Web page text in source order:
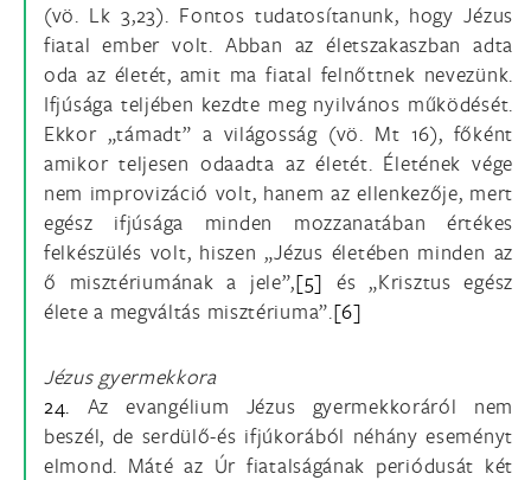
(vö. Lk 3,23). Fontos tudatosítanunk, hogy Jézus
fiatal ember volt. Abban az életszakaszban adta
oda az életét, amit ma fiatal felnőttnek nevezünk.
Ifjúsága teljében kezdte meg nyilvános működését.
Ekkor „támadt” a világosság (vö. Mt 16), főként
amikor teljesen odaadta az életét. Életének vége
nem improvizáció volt, hanem az ellenkezője, mert
egész ifjúsága minden mozzanatában értékes
felkészülés volt, hiszen „Jézus életében minden az
ő misztériumának a jele”,[5] és „Krisztus egész
élete a megváltás misztériuma”.[6]
Jézus gyermekkora
24. Az evangélium Jézus gyermekkoráról nem
beszél, de serdülő-és ifjúkorából néhány eseményt
elmond. Máté az Úr fiatalságának periódusát két